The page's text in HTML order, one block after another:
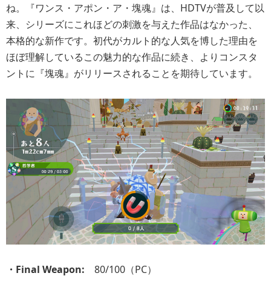
ね。『ワンス・アポン・ア・塊魂』は、HDTVが普及して以
来、シリーズにこれほどの刺激を与えた作品はなかった、
本格的な新作です。初代がカルト的な人気を博した理由を
ほぼ理解しているこの魅力的な作品に続き、よりコンスタ
ントに『塊魂』がリリースされることを期待しています。
・Final Weapon: 80/100（PC）